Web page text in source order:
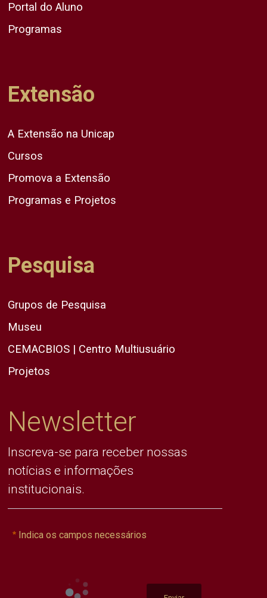
Portal do Aluno
Programas
Extensão
A Extensão na Unicap
Cursos
Promova a Extensão
Programas e Projetos
Pesquisa
Grupos de Pesquisa
Museu
CEMACBIOS | Centro Multiusuário
Projetos
Newsletter
Inscreva-se para receber nossas
notícias e informações
institucionais.
Indica os campos necessários